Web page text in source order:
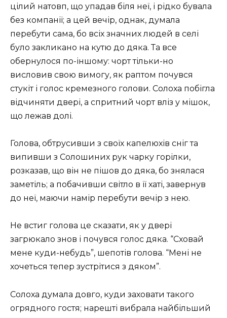
цілий натовп, що упадав біля неї, і рідко бувала
без компанії; а цей вечір, однак, думала
перебути сама, бо всіх значних людей в селі
було закликано на кутю до дяка. Та все
обернулося по-іншому: чорт тільки-но
висловив свою вимогу, як раптом почувся
стукіт і голос кремезного голови. Солоха побігла
відчиняти двері, а спритний чорт вліз у мішок,
що лежав долі.
Голова, обтрусивши з своїх капелюхів сніг та
випивши з Солошиних рук чарку горілки,
розказав, що він не пішов до дяка, бо знялася
заметіль; а побачивши світло в її хаті, завернув
до неї, маючи намір перебути вечір з нею.
Не встиг голова це сказати, як у двері
загрюкало знов і почувся голос дяка. “Сховай
мене куди-небудь”, шепотів голова. “Мені не
хочеться тепер зустрітися з дяком”.
Солоха думала довго, куди заховати такого
огрядного гостя; нарешті вибрала найбільший